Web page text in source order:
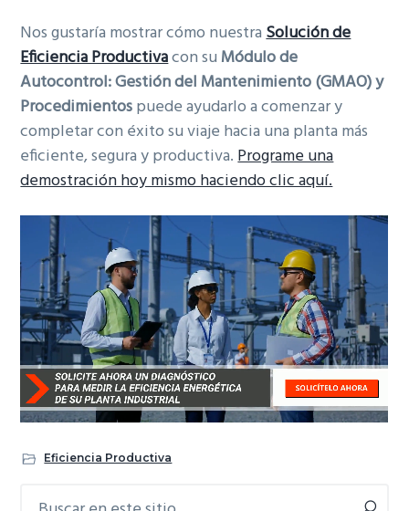
Nos gustaría mostrar cómo nuestraSolución de
Eficiencia Productivacon su Módulo de
Autocontrol: Gestión del Mantenimiento (GMAO) y
Procedimientospuede ayudarlo a comenzar y
completar con éxito su viaje hacia una planta más
eficiente, segura y productiva.Programe una
demostración hoy mismo haciendo clic aquí.
Eficiencia Productiva
Barra